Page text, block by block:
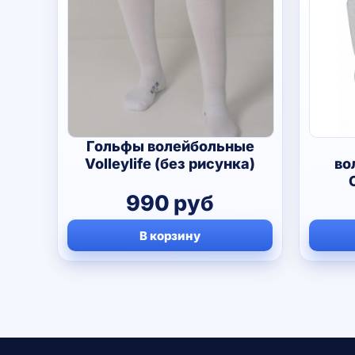
Гольфы волейбольные
Volleylife (без рисунка)
990 руб
В корзину